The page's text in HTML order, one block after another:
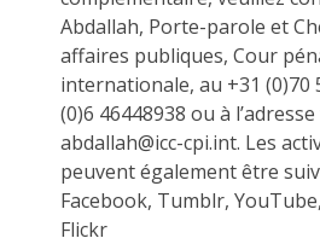
Abdallah, Porte-parole et
affaires publiques, Cour
internationale, au +31 (0)70
(0)6 46448938 ou à
abdallah@icc-cpi.int. Les
peuvent également être
Facebook, Tumblr,
Flickr